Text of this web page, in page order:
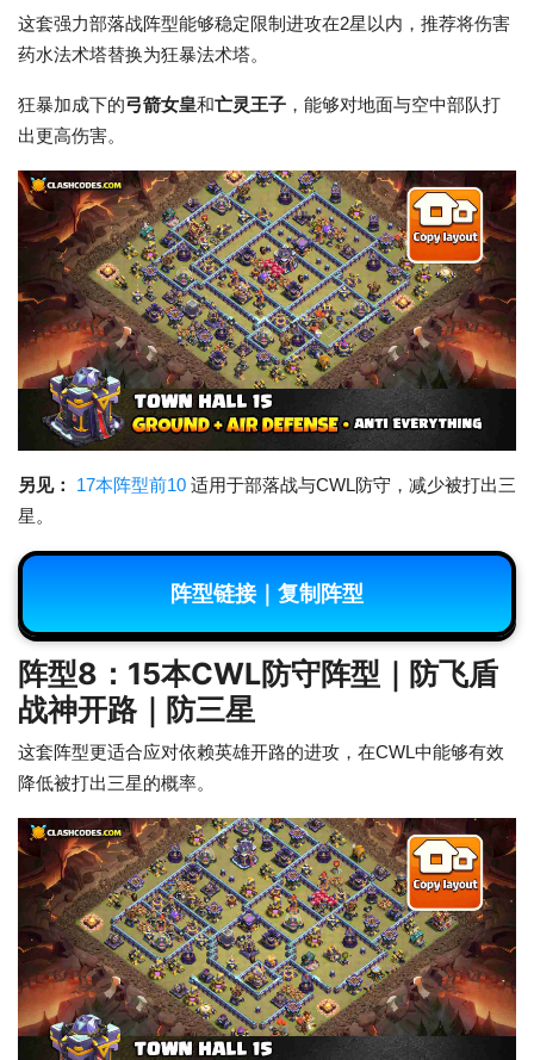
这套强力部落战阵型能够稳定限制进攻在2星以内，推荐将伤害
药水法术塔替换为狂暴法术塔。
狂暴加成下的弓箭女皇和亡灵王子 ，能够对地面与空中部队打
出更高伤害。
另见： 17本阵型前10 适用于部落战与CWL防守，减少被打出三
星。
阵型链接｜复制阵型
阵型8：15本CWL防守阵型｜防飞盾
战神开路｜防三星
这套阵型更适合应对依赖英雄开路的进攻，在CWL中能够有效
降低被打出三星的概率。